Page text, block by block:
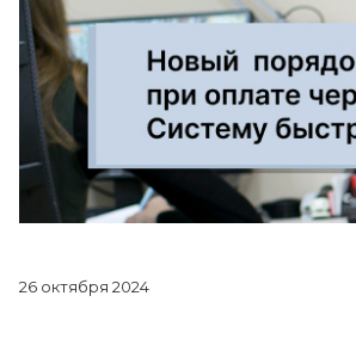
26 октября 2024